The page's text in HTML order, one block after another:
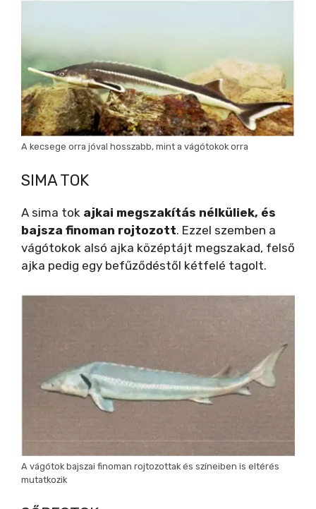
A kecsege orra jóval hosszabb, mint a vágótokok orra
SIMA TOK
A sima tok ajkai megszakítás nélküliek, és
bajsza finoman rojtozott. Ezzel szemben a
vágótokok alsó ajka középtájt megszakad, felső
ajka pedig egy befűződéstől kétfelé tagolt.
A vágótok bajszai finoman rojtozottak és színeiben is eltérés
mutatkozik